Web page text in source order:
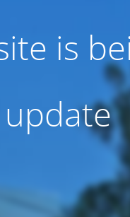
is
update